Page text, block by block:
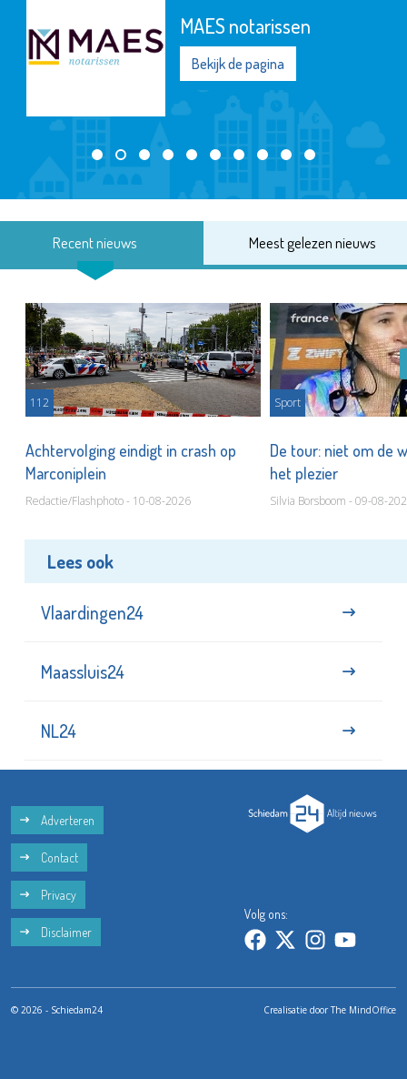
St.-Jozefmavo
Bekijk de pagina
Recent nieuws Meest gelezen nieuws
112
Achtervolging eindigt in crash op
Marconiplein
Redactie/Flashphoto - 10-08-2026
Sport
De tour: niet om de
het plezier
Silvia Borsboom - 09-08-
Lees ook
Vlaardingen24
Maassluis24
NL24
Adverteren
Contact
Privacy
Disclaimer
Volg ons:
© 2026 - Schiedam24 Crealisatie doorThe MindOffice